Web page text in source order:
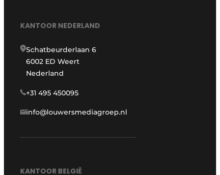
KANTOOR NEDERLAND
Schatbeurderlaan 6
6002 ED Weert
Nederland
+31 495 450095
info@louwersmediagroep.nl
KANTOOR BELGIË